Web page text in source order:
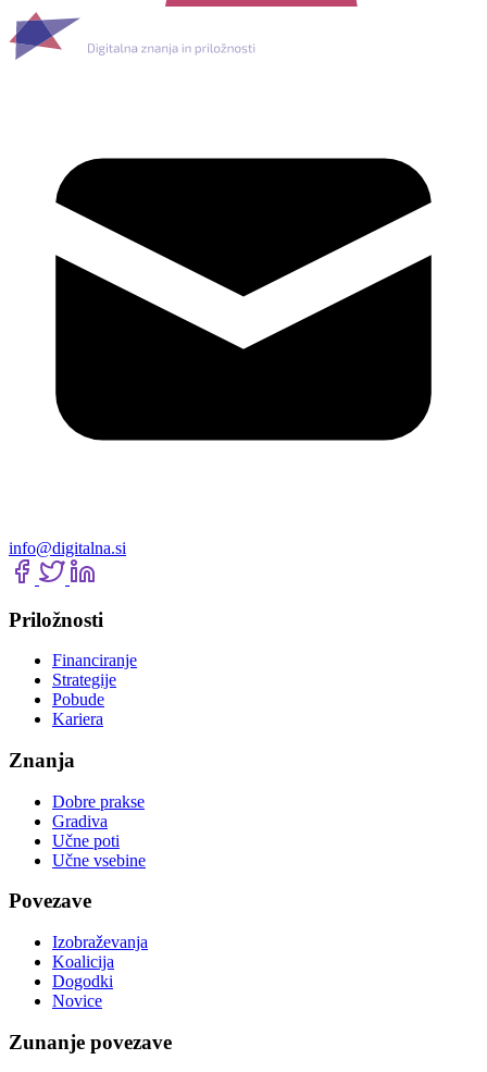
info@digitalna.si
Priložnosti
Financiranje
Strategije
Pobude
Kariera
Znanja
Dobre prakse
Gradiva
Učne poti
Učne vsebine
Povezave
Izobraževanja
Koalicija
Dogodki
Novice
Zunanje povezave